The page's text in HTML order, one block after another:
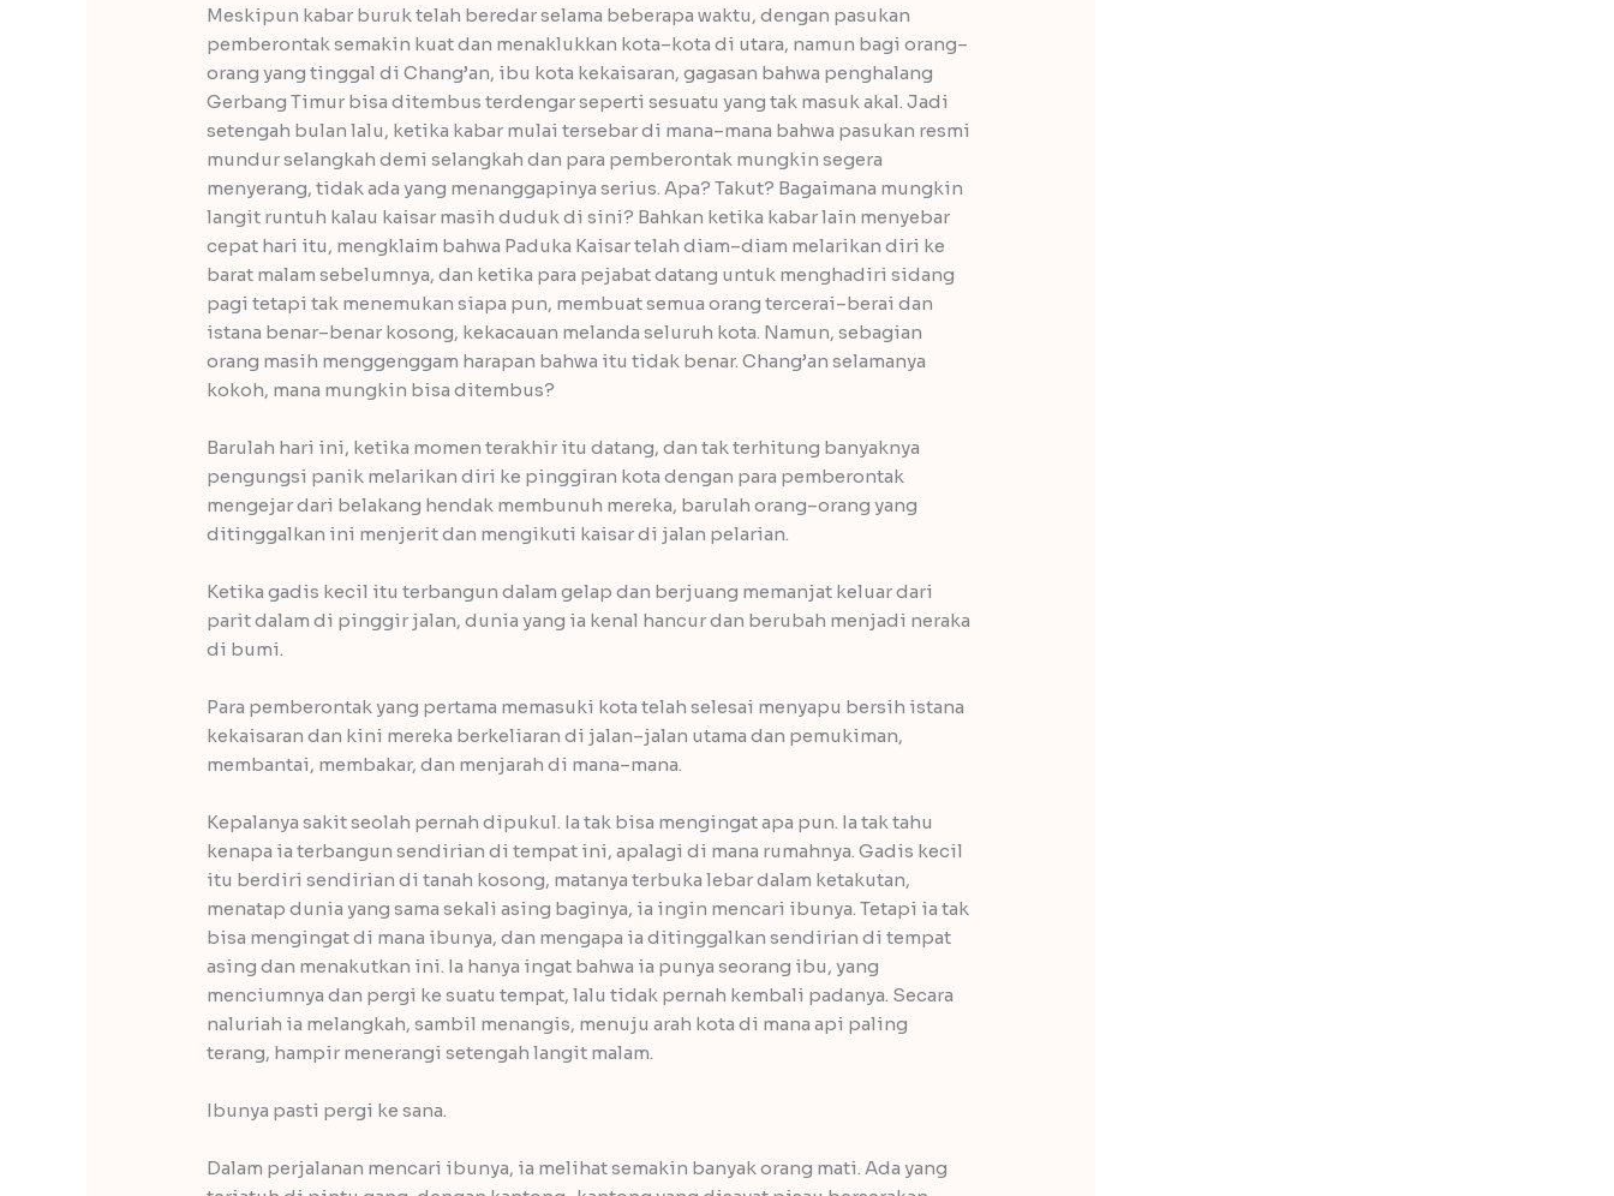
Meskipun kabar buruk telah beredar selama beberapa waktu, dengan pasukan
pemberontak semakin kuat dan menaklukkan kota–kota di utara, namun bagi orang–
orang yang tinggal di Chang’an, ibu kota kekaisaran, gagasan bahwa penghalang
Gerbang Timur bisa ditembus terdengar seperti sesuatu yang tak masuk akal. Jadi
setengah bulan lalu, ketika kabar mulai tersebar di mana–mana bahwa pasukan resmi
mundur selangkah demi selangkah dan para pemberontak mungkin segera
menyerang, tidak ada yang menanggapinya serius. Apa? Takut? Bagaimana mungkin
langit runtuh kalau kaisar masih duduk di sini? Bahkan ketika kabar lain menyebar
cepat hari itu, mengklaim bahwa Paduka Kaisar telah diam–diam melarikan diri ke
barat malam sebelumnya, dan ketika para pejabat datang untuk menghadiri sidang
pagi tetapi tak menemukan siapa pun, membuat semua orang tercerai–berai dan
istana benar–benar kosong, kekacauan melanda seluruh kota. Namun, sebagian
orang masih menggenggam harapan bahwa itu tidak benar. Chang’an selamanya
kokoh, mana mungkin bisa ditembus?
Barulah hari ini, ketika momen terakhir itu datang, dan tak terhitung banyaknya
pengungsi panik melarikan diri ke pinggiran kota dengan para pemberontak
mengejar dari belakang hendak membunuh mereka, barulah orang–orang yang
ditinggalkan ini menjerit dan mengikuti kaisar di jalan pelarian.
Ketika gadis kecil itu terbangun dalam gelap dan berjuang memanjat keluar dari
parit dalam di pinggir jalan, dunia yang ia kenal hancur dan berubah menjadi neraka
di bumi.
Para pemberontak yang pertama memasuki kota telah selesai menyapu bersih istana
kekaisaran dan kini mereka berkeliaran di jalan–jalan utama dan pemukiman,
membantai, membakar, dan menjarah di mana–mana.
Kepalanya sakit seolah pernah dipukul. Ia tak bisa mengingat apa pun. Ia tak tahu
kenapa ia terbangun sendirian di tempat ini, apalagi di mana rumahnya. Gadis kecil
itu berdiri sendirian di tanah kosong, matanya terbuka lebar dalam ketakutan,
menatap dunia yang sama sekali asing baginya, ia ingin mencari ibunya. Tetapi ia tak
bisa mengingat di mana ibunya, dan mengapa ia ditinggalkan sendirian di tempat
asing dan menakutkan ini. Ia hanya ingat bahwa ia punya seorang ibu, yang
menciumnya dan pergi ke suatu tempat, lalu tidak pernah kembali padanya. Secara
naluriah ia melangkah, sambil menangis, menuju arah kota di mana api paling
terang, hampir menerangi setengah langit malam.
Ibunya pasti pergi ke sana.
Dalam perjalanan mencari ibunya, ia melihat semakin banyak orang mati. Ada yang